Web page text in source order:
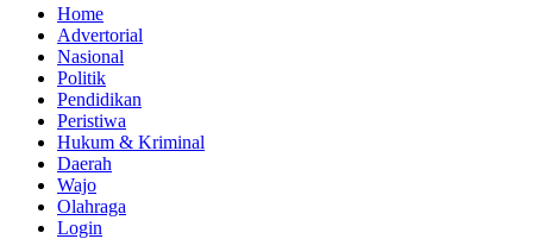
Home
Advertorial
Nasional
Politik
Pendidikan
Peristiwa
Hukum & Kriminal
Daerah
Wajo
Olahraga
Login